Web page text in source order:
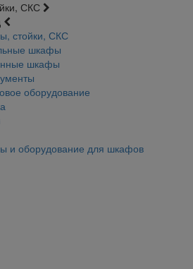
СКС
стойки, СКС
шкафы
шкафы
оборудование
и оборудование для шкафов